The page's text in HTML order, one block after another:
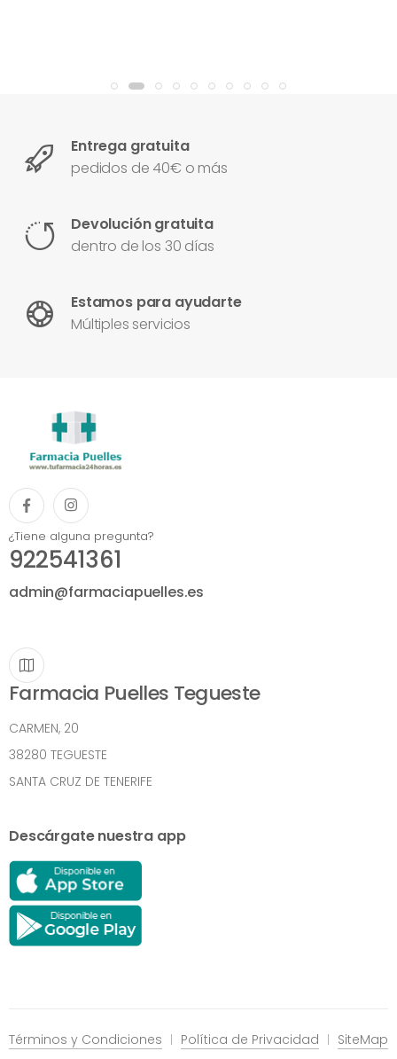
Entrega gratuita
pedidos de 40€ o más
Devolución gratuita
dentro de los 30 días
Estamos para ayudarte
Múltiples servicios
¿Tiene alguna pregunta?
922541361
admin@farmaciapuelles.es
Farmacia Puelles Tegueste
CARMEN, 20
38280 TEGUESTE
SANTA CRUZ DE TENERIFE
Descárgate nuestra app
Términos y Condiciones Política de Privacidad SiteMap